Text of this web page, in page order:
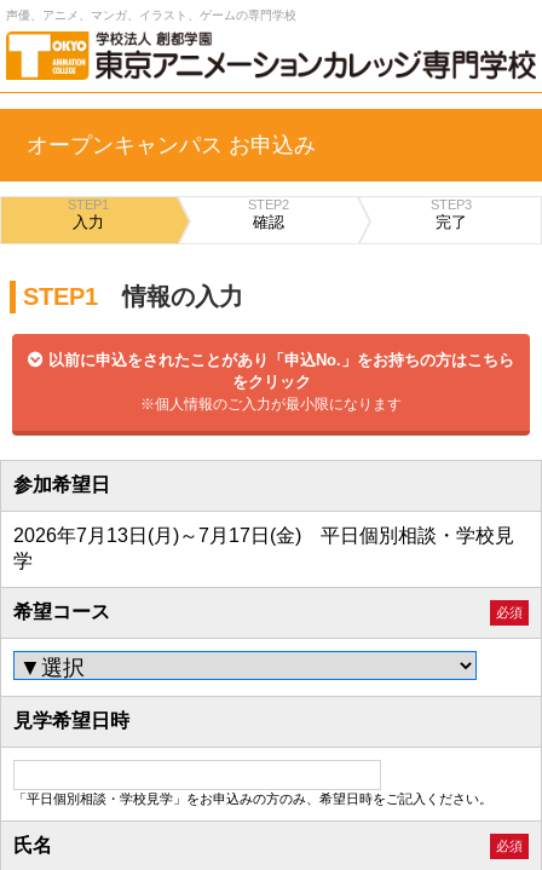
声優、アニメ、マンガ、イラスト、ゲームの専門学校
オープンキャンパス お申込み
STEP1
入力
STEP2
確認
STEP3
完了
STEP1 情報の入力
以前に申込をされたことがあり「申込No.」をお持ちの方はこちら
をクリック
※個人情報のご入力が最小限になります
参加希望日
2026年7月13日(月)～7月17日(金) 平日個別相談・学校見
学
希望コース 必須
見学希望日時
「平日個別相談・学校見学」をお申込みの方のみ、希望日時をご記入ください。
氏名 必須